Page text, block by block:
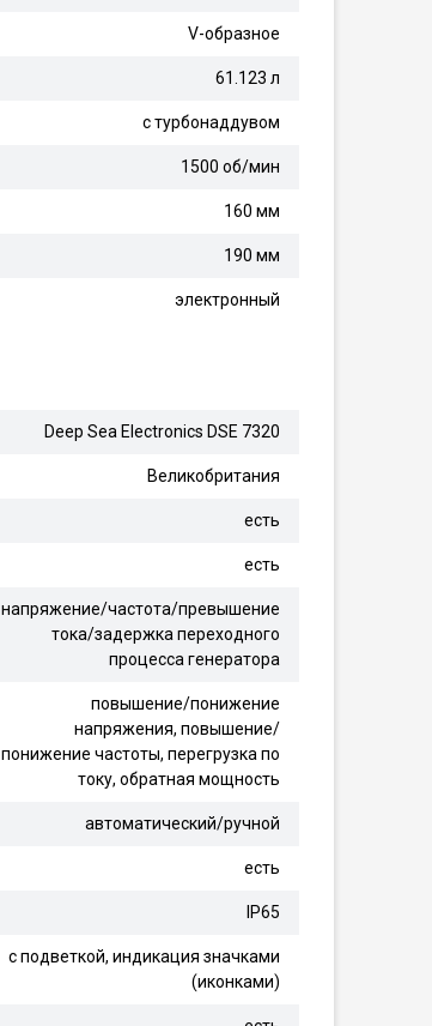
V-образное
61.123 л
с турбонаддувом
1500 об/мин
160 мм
190 мм
электронный
Deep Sea Electronics DSE 7320
Великобритания
есть
есть
напряжение/частота/превышение
тока/задержка переходного
процесса генератора
повышение/понижение
напряжения, повышение/
понижение частоты, перегрузка по
току, обратная мощность
автоматический/ручной
есть
IP65
с подветкой, индикация значками
(иконками)